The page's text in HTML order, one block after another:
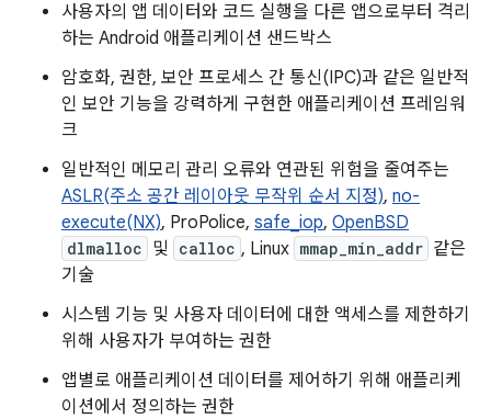
사용자의 앱 데이터와 코드 실행을 다른 앱으로부터 격리
하는 Android 애플리케이션 샌드박스
암호화, 권한, 보안 프로세스 간 통신(IPC)과 같은 일반적
인 보안 기능을 강력하게 구현한 애플리케이션 프레임워
크
일반적인 메모리 관리 오류와 연관된 위험을 줄여주는
ASLR(주소 공간 레이아웃 무작위 순서 지정), no-
execute(NX), ProPolice, safe_iop, OpenBSD
dlmalloc 및 calloc , Linux mmap_min_addr 같은
기술
시스템 기능 및 사용자 데이터에 대한 액세스를 제한하기
위해 사용자가 부여하는 권한
앱별로 애플리케이션 데이터를 제어하기 위해 애플리케
이션에서 정의하는 권한